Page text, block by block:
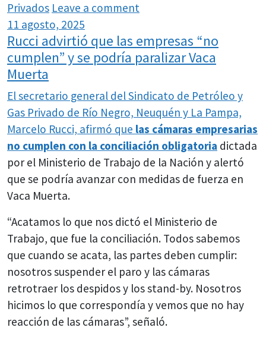
Privados Leave a comment
11 agosto, 2025
Rucci advirtió que las empresas “no
cumplen” y se podría paralizar Vaca
Muerta
El secretario general del Sindicato de Petróleo y
Gas Privado de Río Negro, Neuquén y La Pampa,
Marcelo Rucci, afirmó que las cámaras empresarias
no cumplen con la conciliación obligatoria dictada
por el Ministerio de Trabajo de la Nación y alertó
que se podría avanzar con medidas de fuerza en
Vaca Muerta.
“Acatamos lo que nos dictó el Ministerio de
Trabajo, que fue la conciliación. Todos sabemos
que cuando se acata, las partes deben cumplir:
nosotros suspender el paro y las cámaras
retrotraer los despidos y los stand-by. Nosotros
hicimos lo que correspondía y vemos que no hay
reacción de las cámaras”, señaló.